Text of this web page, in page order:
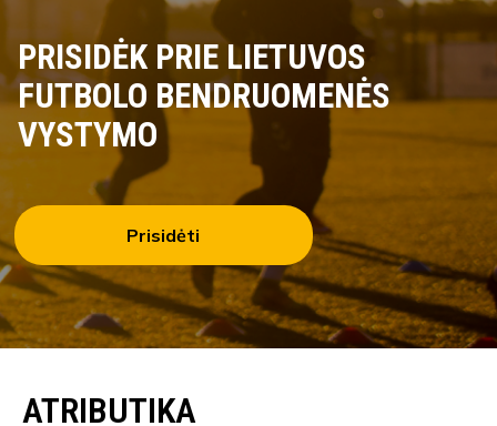
PRISIDĖK PRIE LIETUVOS
FUTBOLO BENDRUOMENĖS
VYSTYMO
Prisidėti
ATRIBUTIKA